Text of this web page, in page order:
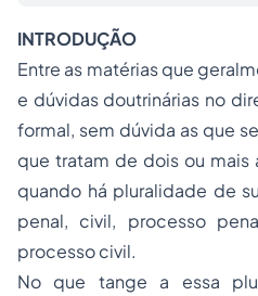
INTRODUÇÃO
Entre as matérias que
e dúvidas doutrinárias no
formal, sem dúvida as que
que tratam de dois ou mais
quando há pluralidade de
penal, civil, processo
processo civil.
No que tange a essa